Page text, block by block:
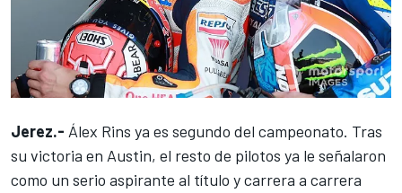
Jerez.- Álex Rins ya es segundo del campeonato. Tras
su victoria en Austin, el resto de pilotos ya le señalaron
como un serio aspirante al título y carrera a carrera